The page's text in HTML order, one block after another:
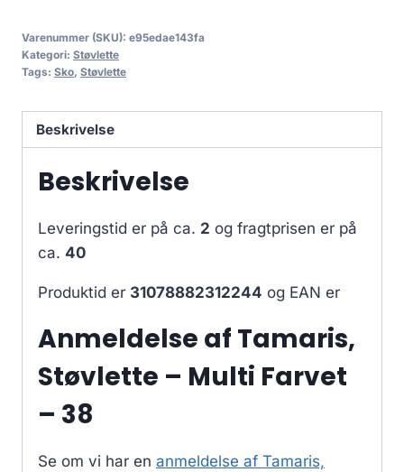
Varenummer (SKU): e95edae143fa
Kategori: Støvlette
Tags: Sko, Støvlette
Beskrivelse
Beskrivelse
Leveringstid er på ca. 2 og fragtprisen er på
ca. 40
Produktid er 31078882312244 og EAN er
Anmeldelse af Tamaris,
Støvlette – Multi Farvet
– 38
Se om vi har en anmeldelse af Tamaris,